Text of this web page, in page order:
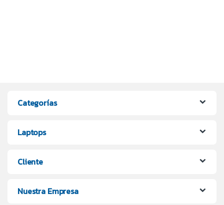
Categorías
Laptops
Cliente
Nuestra Empresa